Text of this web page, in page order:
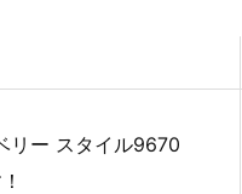
リー スタイル9670